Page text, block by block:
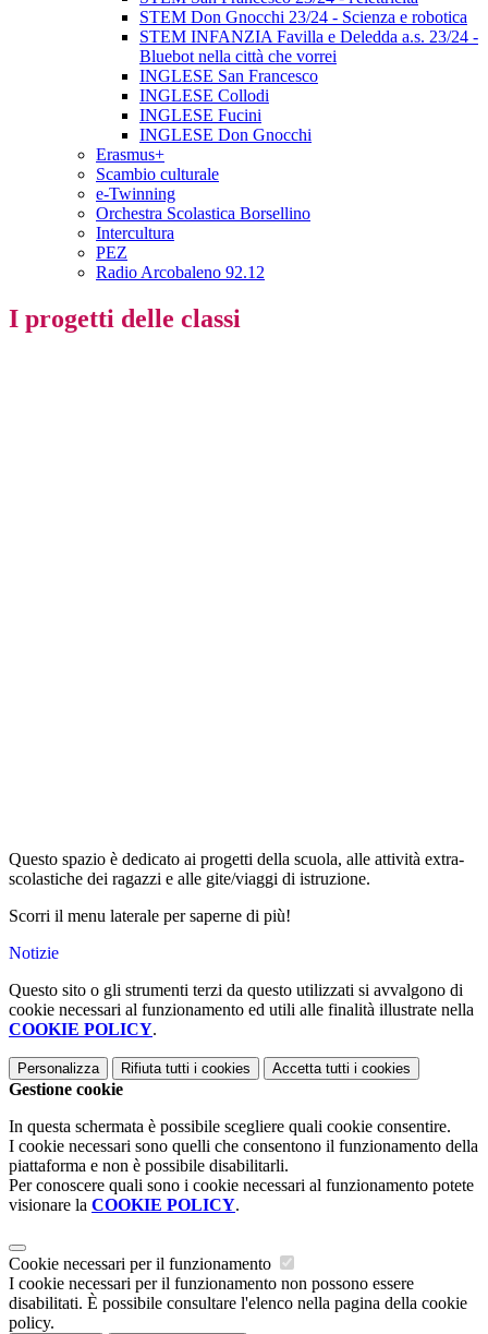
STEM Don Gnocchi 23/24 - Scienza e robotica
STEM INFANZIA Favilla e Deledda a.s. 23/24 -
Bluebot nella città che vorrei
INGLESE San Francesco
INGLESE Collodi
INGLESE Fucini
INGLESE Don Gnocchi
Erasmus+
Scambio culturale
e-Twinning
Orchestra Scolastica Borsellino
Intercultura
PEZ
Radio Arcobaleno 92.12
I progetti delle classi
Questo spazio è dedicato ai progetti della scuola, alle attività extra-
scolastiche dei ragazzi e alle gite/viaggi di istruzione.
Scorri il menu laterale per saperne di più!
Notizie
Questo sito o gli strumenti terzi da questo utilizzati si avvalgono di
cookie necessari al funzionamento ed utili alle finalità illustrate nella
COOKIE POLICY.
Personalizza Rifiuta tutti i cookies Accetta tutti i cookies
Gestione cookie
In questa schermata è possibile scegliere quali cookie consentire.
I cookie necessari sono quelli che consentono il funzionamento della
piattaforma e non è possibile disabilitarli.
Per conoscere quali sono i cookie necessari al funzionamento potete
visionare la COOKIE POLICY.
Cookie necessari per il funzionamento
I cookie necessari per il funzionamento non possono essere
disabilitati. È possibile consultare l'elenco nella pagina della cookie
policy.